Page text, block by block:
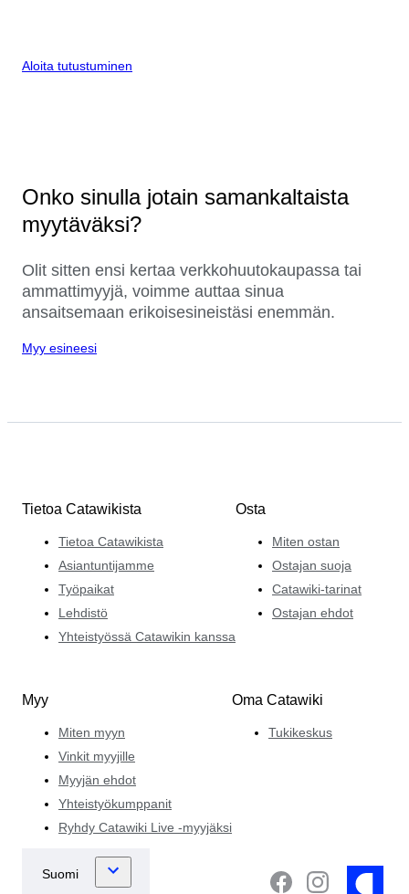
Aloita tutustuminen
Onko sinulla jotain samankaltaista
myytäväksi?
Olit sitten ensi kertaa verkkohuutokaupassa tai
ammattimyyjä, voimme auttaa sinua
ansaitsemaan erikoisesineistäsi enemmän.
Myy esineesi
Tietoa Catawikista
Tietoa Catawikista
Asiantuntijamme
Työpaikat
Lehdistö
Yhteistyössä Catawikin kanssa
Osta
Miten ostan
Ostajan suoja
Catawiki-tarinat
Ostajan ehdot
Myy
Miten myyn
Vinkit myyjille
Myyjän ehdot
Yhteistyökumppanit
Ryhdy Catawiki Live -myyjäksi
Oma Catawiki
Tukikeskus